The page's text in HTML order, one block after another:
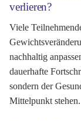
verlieren?
Viele
nachhaltig
dauerhafte
sondern der
Mittelpunkt stehen.